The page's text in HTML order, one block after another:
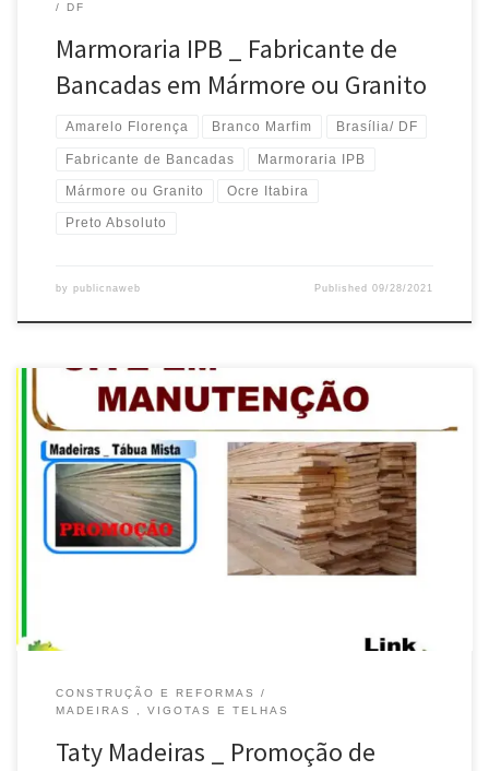
/ DF
Marmoraria IPB _ Fabricante de
Bancadas em Mármore ou Granito
Amarelo Florença Branco Marfim Brasília/ DF
Fabricante de Bancadas Marmoraria IPB
Mármore ou Granito Ocre Itabira
Preto Absoluto
by publicnaweb Published09/28/2021
CONSTRUÇÃO E REFORMAS
MADEIRAS , VIGOTAS E TELHAS
Taty Madeiras _ Promoção de